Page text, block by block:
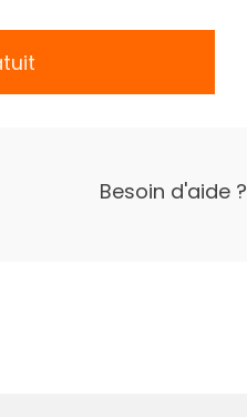
Besoin d'aide ?